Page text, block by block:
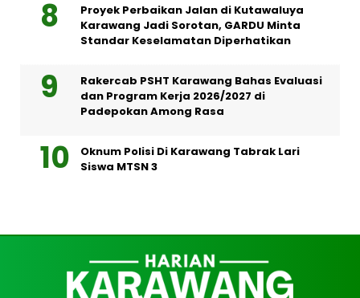
Proyek Perbaikan Jalan di Kutawaluya
Karawang Jadi Sorotan, GARDU Minta
Standar Keselamatan Diperhatikan
Rakercab PSHT Karawang Bahas Evaluasi
dan Program Kerja 2026/2027 di
Padepokan Among Rasa
Oknum Polisi Di Karawang Tabrak Lari
Siswa MTSN 3